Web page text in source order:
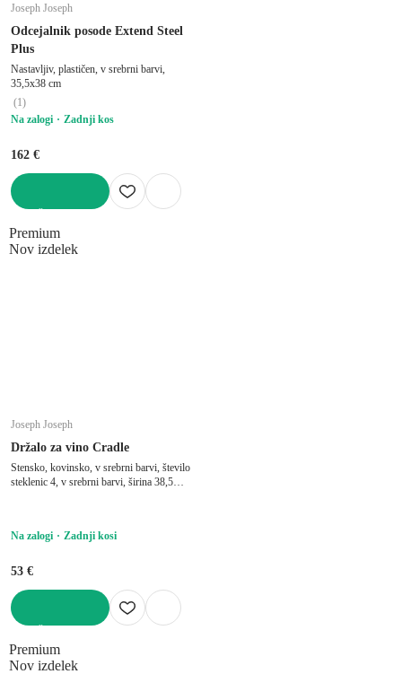
Joseph Joseph
Odcejalnik posode Extend Steel
Plus
Nastavljiv, plastičen, v srebrni barvi,
35,5x38 cm
(1)
Na zalogi
Zadnji kos
162 €
Premium
Nov izdelek
Joseph Joseph
Držalo za vino Cradle
Stensko, kovinsko, v srebrni barvi, število
steklenic 4, v srebrni barvi, širina 38,5
Na zalogi Zadnji kosi
53 €
Premium
Nov izdelek